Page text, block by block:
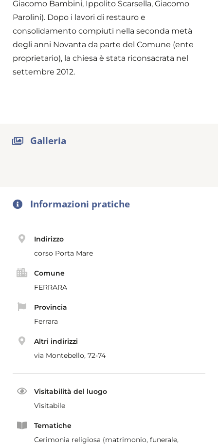
Giacomo Bambini, Ippolito Scarsella, Giacomo
Parolini). Dopo i lavori di restauro e
consolidamento compiuti nella seconda metà
degli anni Novanta da parte del Comune (ente
proprietario), la chiesa è stata riconsacrata nel
settembre 2012.
Galleria
Informazioni pratiche
Indirizzo
corso Porta Mare
Comune
FERRARA
Provincia
Ferrara
Altri indirizzi
via Montebello, 72-74
Visitabilità del luogo
Visitabile
Tematiche
Cerimonia religiosa (matrimonio, funerale,